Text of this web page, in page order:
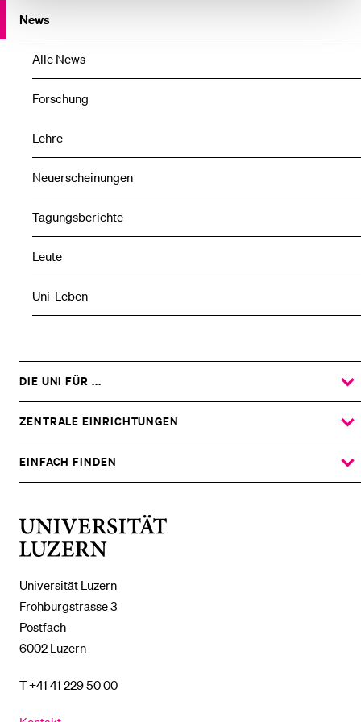
News
Alle News
Forschung
Lehre
Neuerscheinungen
Tagungsberichte
Leute
Uni-Leben
Universität Luzern
Frohburgstrasse 3
Postfach
6002 Luzern
T +41 41 229 50 00
DIE UNI FÜR ...
ZEIGE
DAS
UNTERMENÜ
ZENTRALE EINRICHTUNGEN
ZEIGE
DAS
UNTERMENÜ
EINFACH FINDEN
ZEIGE
DAS